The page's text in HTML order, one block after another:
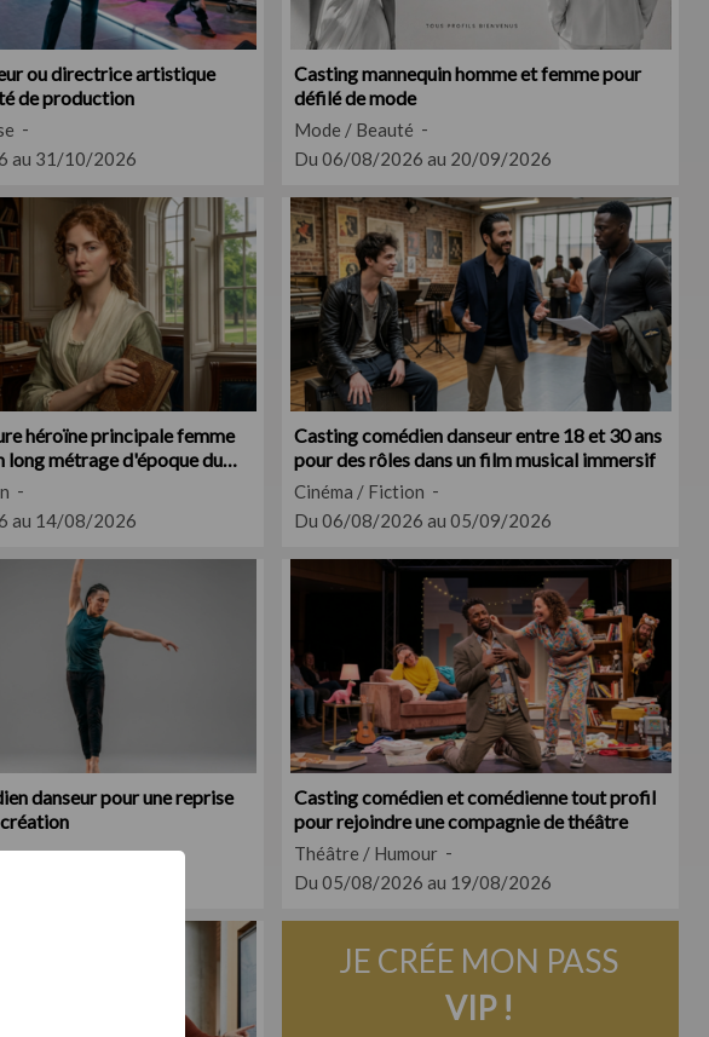
ou directrice artistique
de production
au 31/10/2026
Casting mannequin homme et femme pour
défilé de mode
Mode / Beauté
Du 06/08/2026 au 20/09/2026
héroïne principale femme
long métrage d'époque du
au 14/08/2026
Casting comédien danseur entre 18 et 30 ans
pour des rôles dans un film musical immersif
Cinéma / Fiction
Du 06/08/2026 au 05/09/2026
danseur pour une reprise
Casting comédien et comédienne tout profil
pour rejoindre une compagnie de théâtre
Théâtre / Humour
Du 05/08/2026 au 19/08/2026
JE CRÉE MON PASS
VIP !